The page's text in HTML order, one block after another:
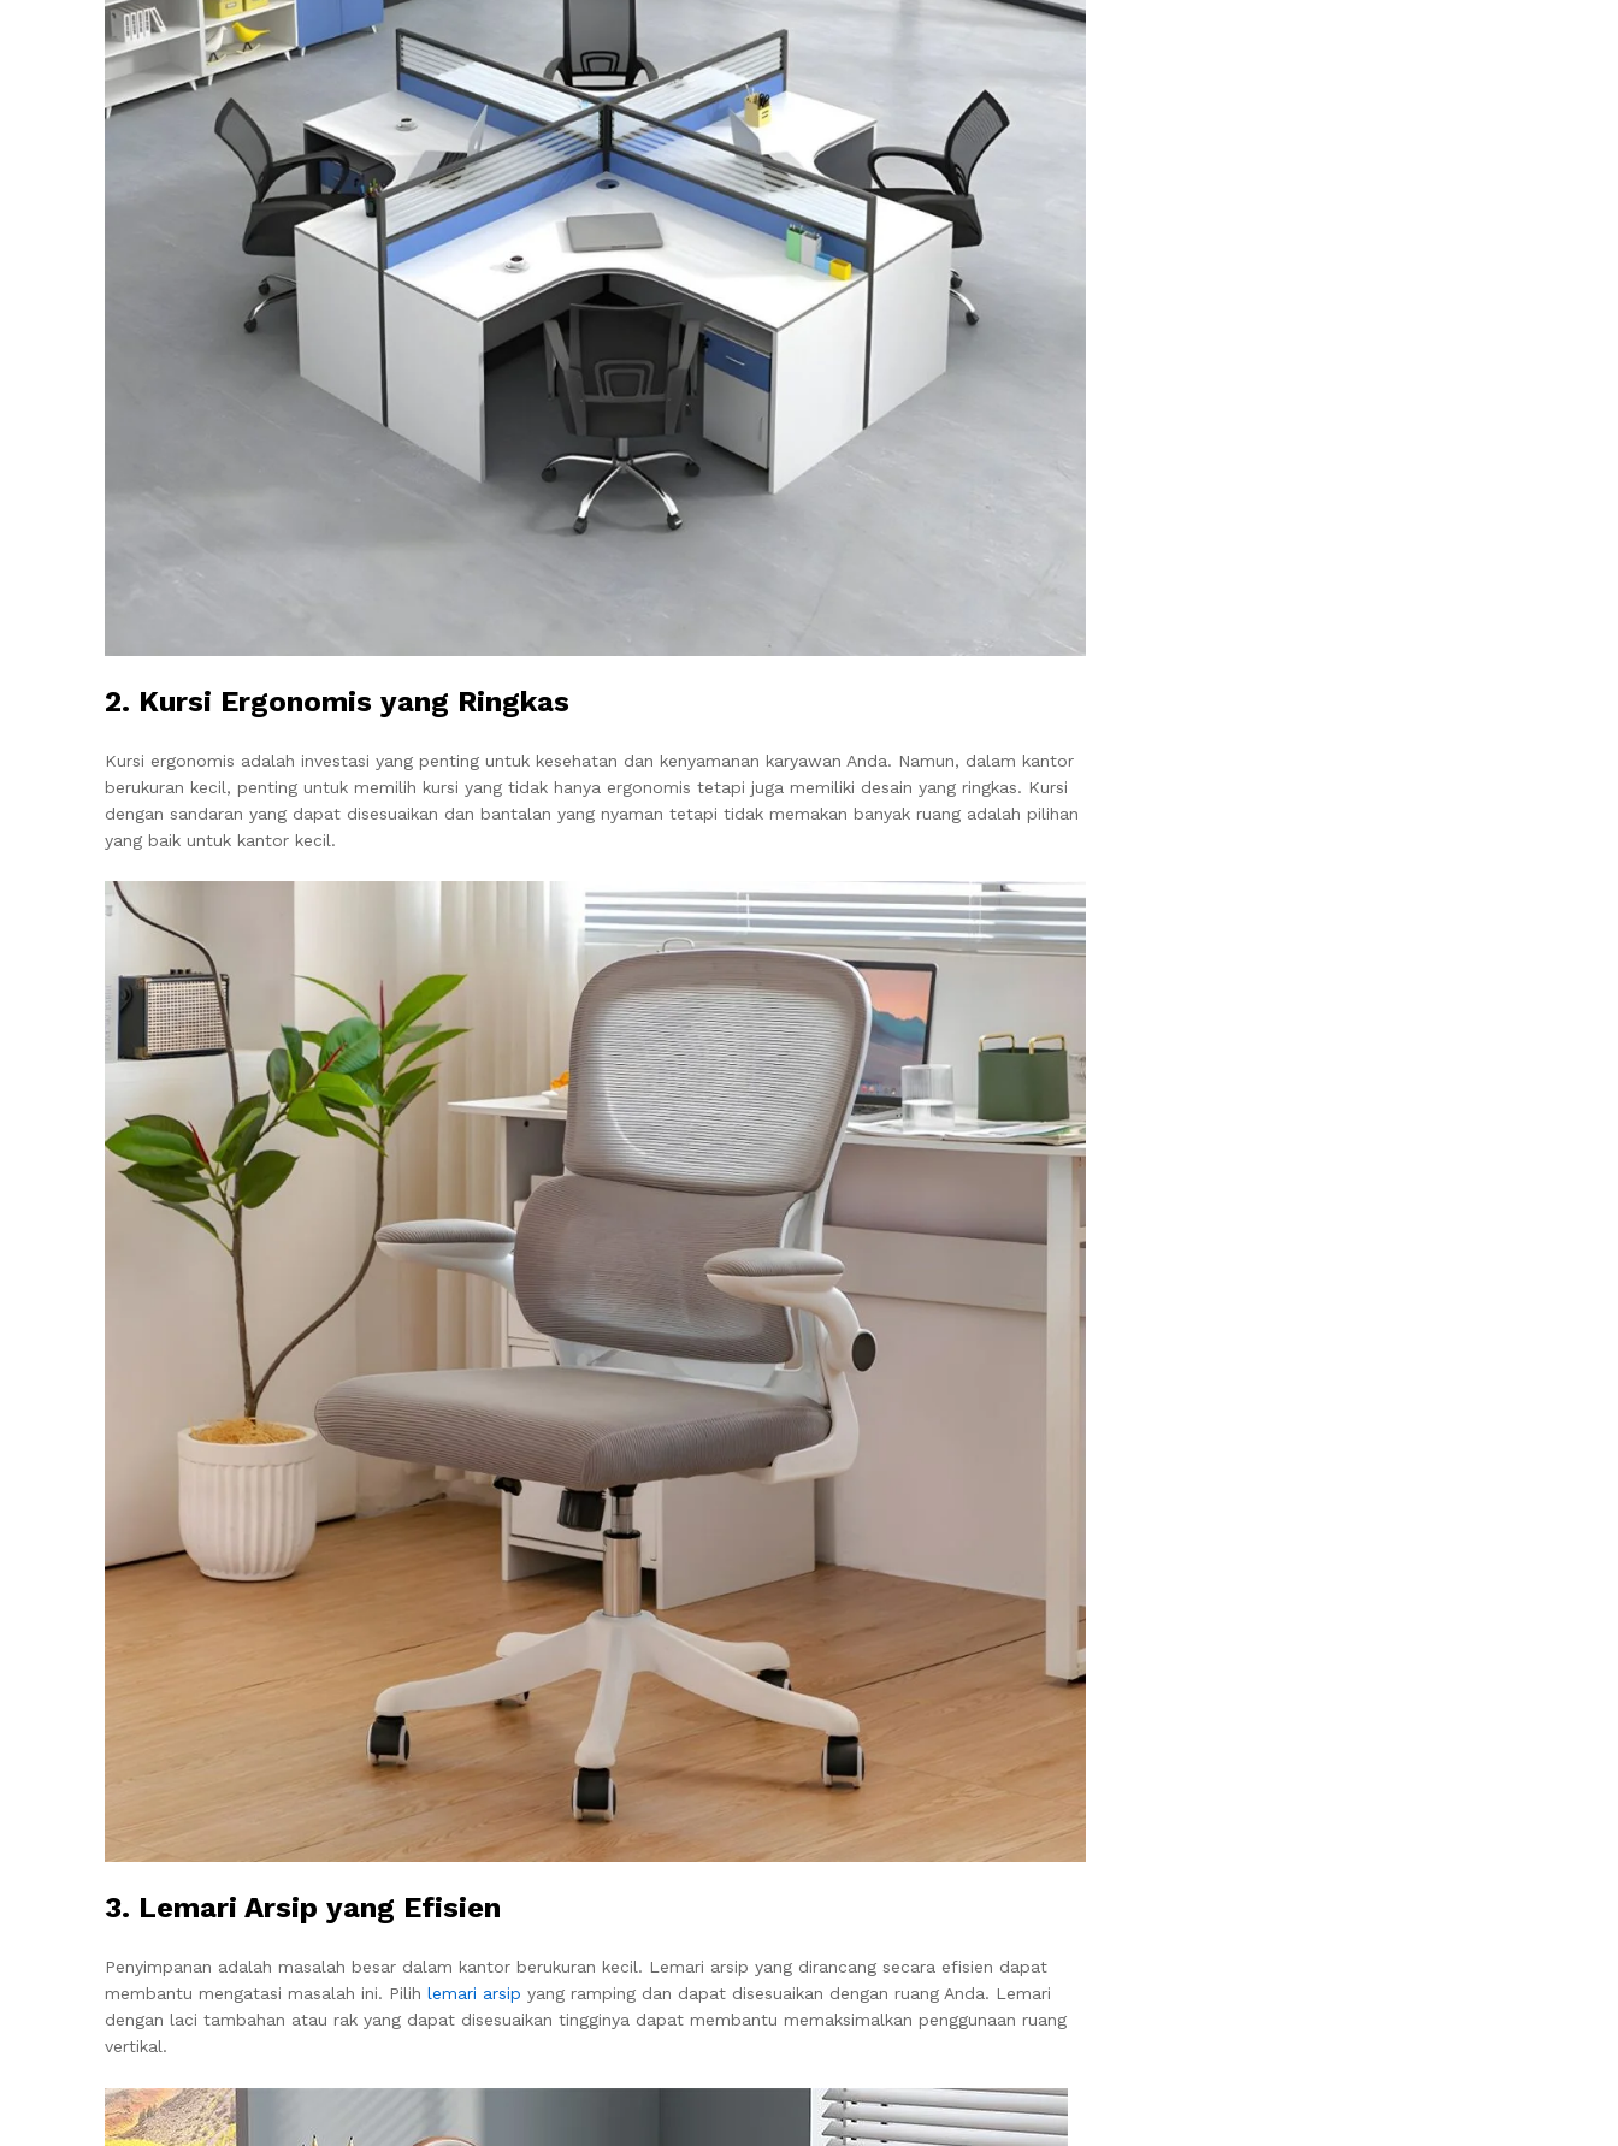
2. Kursi Ergonomis yang Ringkas
Kursi ergonomis adalah investasi yang penting untuk kesehatan dan kenyamanan karyawan Anda. Namun, dalam kantor
berukuran kecil, penting untuk memilih kursi yang tidak hanya ergonomis tetapi juga memiliki desain yang ringkas. Kursi
dengan sandaran yang dapat disesuaikan dan bantalan yang nyaman tetapi tidak memakan banyak ruang adalah pilihan
yang baik untuk kantor kecil.
3. Lemari Arsip yang Efisien
Penyimpanan adalah masalah besar dalam kantor berukuran kecil. Lemari arsip yang dirancang secara efisien dapat
membantu mengatasi masalah ini. Pilih lemari arsip yang ramping dan dapat disesuaikan dengan ruang Anda. Lemari
dengan laci tambahan atau rak yang dapat disesuaikan tingginya dapat membantu memaksimalkan penggunaan ruang
vertikal.